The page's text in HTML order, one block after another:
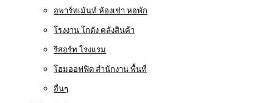
อพาร์ทเม้นท์ ห้องเช่า หอพัก
โรงงาน โกดัง คลังสินค้า
รีสอร์ท โรงแรม
โฮมออฟฟิต สำนักงาน พื้นที่
อื่นๆ